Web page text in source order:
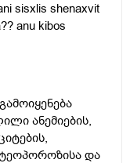
sisxlis shenaxvit
anu kibos
ანემიების,
და